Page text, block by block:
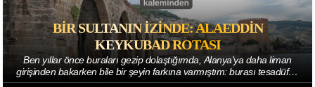
BIR SULTANIN İZINDE: ALAEDDIN
KEYKUBAD ROTASI
Ben yıllar önce buraları gezip dolaştığımda, Alanya'ya daha liman
girişinden bakarken bile bir şeyin farkına varmıştım: burası tesadüfen
büyümüş bir kıyı kas...